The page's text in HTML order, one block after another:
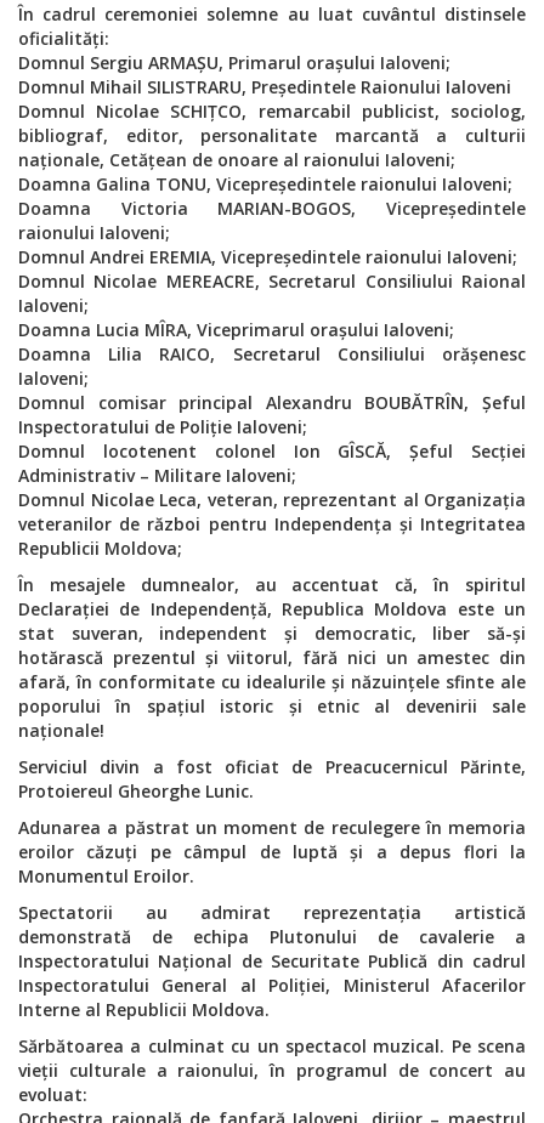
În cadrul ceremoniei solemne au luat cuvântul distinsele
oficialități:
Domnul Sergiu ARMAȘU, Primarul orașului Ialoveni;
Domnul Mihail SILISTRARU, Președintele Raionului Ialoveni
Domnul Nicolae SCHIȚCO, remarcabil publicist, sociolog,
bibliograf, editor, personalitate marcantă a culturii
naționale, Cetățean de onoare al raionului Ialoveni;
Doamna Galina TONU, Vicepreședintele raionului Ialoveni;
Doamna Victoria MARIAN-BOGOS, Vicepreședintele
raionului Ialoveni;
Domnul Andrei EREMIA, Vicepreședintele raionului Ialoveni;
Domnul Nicolae MEREACRE, Secretarul Consiliului Raional
Ialoveni;
Doamna Lucia MÎRA, Viceprimarul orașului Ialoveni;
Doamna Lilia RAICO, Secretarul Consiliului orășenesc
Ialoveni;
Domnul comisar principal Alexandru BOUBĂTRÎN,Șeful
Inspectoratului de Poliție Ialoveni;
Domnul locotenent colonel Ion GÎSCĂ, Șeful Secției
Administrativ – Militare Ialoveni;
Domnul Nicolae Leca, veteran, reprezentant al Organizația
veteranilor de război pentru Independența și Integritatea
Republicii Moldova;
În mesajele dumnealor, au accentuat că, în spiritul
Declarației de Independență, Republica Moldova este un
stat suveran, independent și democratic, liber să-și
hotărască prezentul și viitorul, fără nici un amestec din
afară, în conformitate cu idealurile și năzuințele sfinte ale
poporului în spațiul istoric și etnic al devenirii sale
naționale!
Serviciul divin a fost oficiat de Preacucernicul Părinte,
Protoiereul Gheorghe Lunic.
Adunarea a păstrat un moment de reculegere în memoria
eroilor căzuți pe câmpul de luptă și a depus flori la
Monumentul Eroilor.
Spectatorii au admirat reprezentația artistică
demonstrată de echipa Plutonului de cavalerie a
Inspectoratului Național de Securitate Publică din cadrul
Inspectoratului General al Poliției, Ministerul Afacerilor
Interne al Republicii Moldova.
Sărbătoarea a culminat cu un spectacol muzical. Pe scena
vieții culturale a raionului, în programul de concert au
evoluat:
Orchestra raională de fanfară Ialoveni, dirijor – maestrul